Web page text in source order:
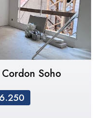
Soho